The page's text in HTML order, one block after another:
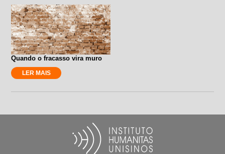
Quando o fracasso vira muro
LER MAIS